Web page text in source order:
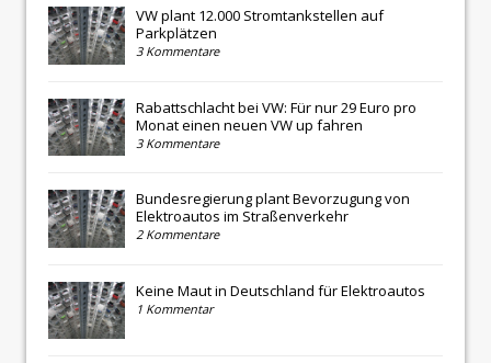
VW plant 12.000 Stromtankstellen auf
Parkplätzen
3 Kommentare
Rabattschlacht bei VW: Für nur 29 Euro pro
Monat einen neuen VW up fahren
3 Kommentare
Bundesregierung plant Bevorzugung von
Elektroautos im Straßenverkehr
2 Kommentare
Keine Maut in Deutschland für Elektroautos
1 Kommentar